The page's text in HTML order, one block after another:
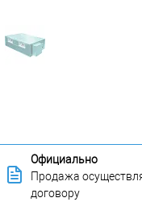
Официально
Продажа
договору